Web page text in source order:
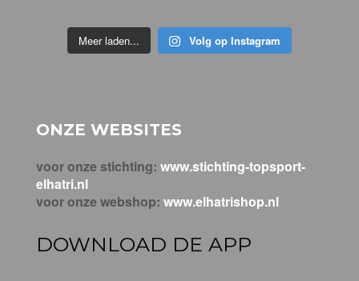
Meer laden... Volg op Instagram
ONZE WEBSITES
voor onze stichting: www.stichting-topsport-
elhatri.nl
voor onze webshop: www.elhatrishop.nl
DOWNLOAD DE APP